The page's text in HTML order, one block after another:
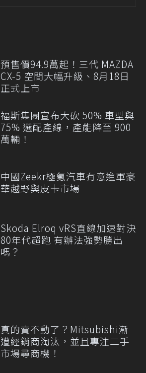
預售價94.9萬起！三代 MAZDA
CX-5 空間大幅升級、8月18日
正式上市
福斯集團宣布大砍 50% 車型與
75% 選配產線，產能降至 900
萬輛！
中國Zeekr極氪汽車有意進軍豪
華越野與皮卡市場
Skoda Elroq vRS直線加速對決
80年代超跑 有辦法強勢勝出
嗎？
真的賣不動了？Mitsubishi漸
遭經銷商淘汰，並且專注二手
市場尋商機！